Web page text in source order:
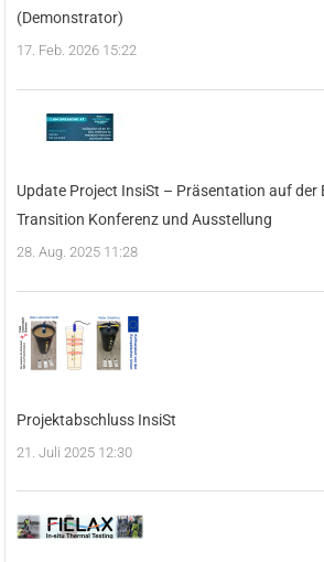
(Demonstrator)
17. Feb. 2026 15:22
Update Project InsiSt – Präsentation auf der
Transition Konferenz und Ausstellung
28. Aug. 2025 11:28
Projektabschluss InsiSt
21. Juli 2025 12:30